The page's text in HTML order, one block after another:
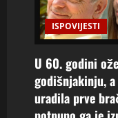
ISPOVIJESTI
U 60. godini
godišnjakinju,
uradila prve